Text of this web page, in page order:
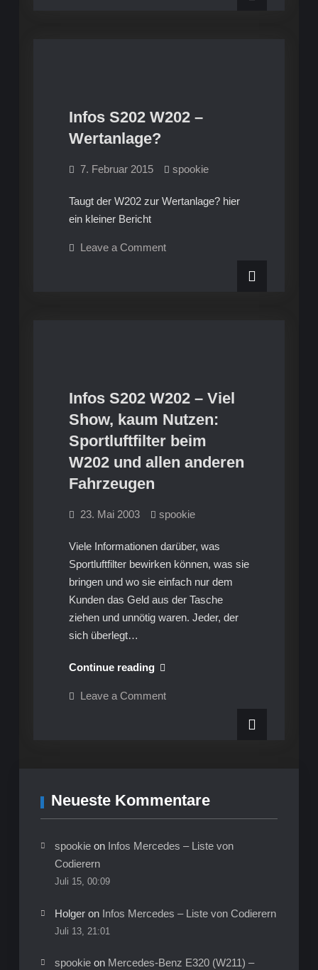
speziell
zum
Infos S202 W202
Infos S202 W202 –
Wertanlage?
7. Februar 2015 spookie
Taugt der W202 zur Wertanlage? hier
ein kleiner Bericht
Leave a Commenton
Infos S202 W202
Infos S202 W202 – Viel
Show, kaum Nutzen:
Sportluftfilter beim
W202 und allen anderen
Fahrzeugen
23. Mai 2003 spookie
Viele Informationen darüber, was
Sportluftfilter bewirken können, was sie
bringen und wo sie einfach nur dem
Kunden das Geld aus der Tasche
ziehen und unnötig waren. Jeder, der
sich überlegt…
Continue readingInfos
W202
Sportluftfilter
W202
Fahrzeugen
Leave a Commenton
beim
und
anderen
Neueste Kommentare
spookieon Infos Mercedes – Liste von
Codierern
Juli 15, 00:09
Holgeron Infos Mercedes – Liste von Codierern
Juli 13, 21:01
spookieon Mercedes-Benz E320 (W211) –